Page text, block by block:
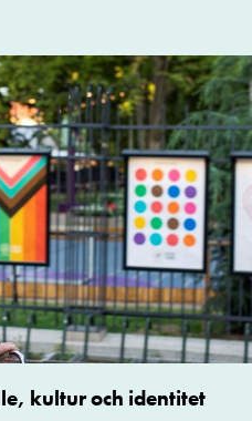
kultur och identitet